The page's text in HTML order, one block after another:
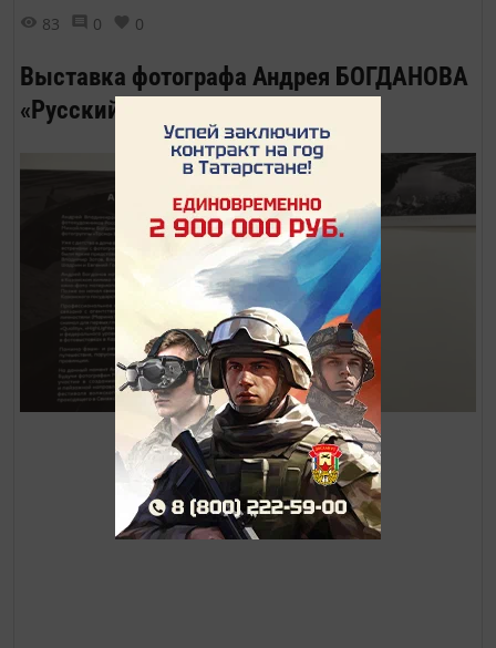
83
0 0
Выставка фотографа Андрея БОГДАНОВА
«Русский пленэр»